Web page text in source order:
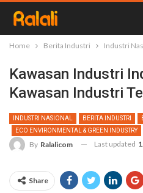
Home Berita Industri Industri
Kawasan Industri
Kawasan Industri
INDUSTRI NASIONAL BERITA INDUSTRI
ECO ENVIRONMENTAL & GREEN INDUSTRY
By Ralalicom Last updated
Share